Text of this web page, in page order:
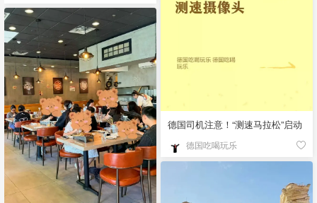
德国司机注意！“测速马拉松”启动
德国吃喝玩乐